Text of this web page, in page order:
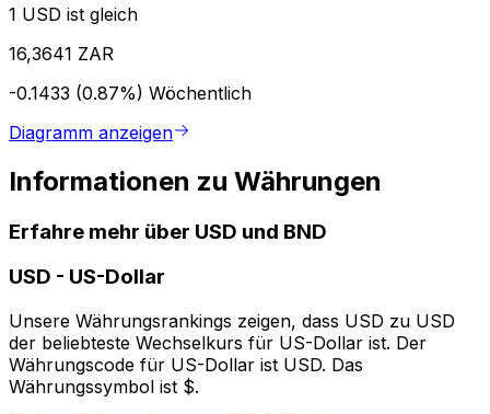
1 USD ist gleich
16,3641 ZAR
-0.1433 (0.87%) Wöchentlich
Diagramm anzeigen
Informationen zu Währungen
Erfahre mehr über USD und BND
USD - US-Dollar
Unsere Währungsrankings zeigen, dass USD zu USD
der beliebteste Wechselkurs für US-Dollar ist. Der
Währungscode für US-Dollar ist USD. Das
Währungssymbol ist $.